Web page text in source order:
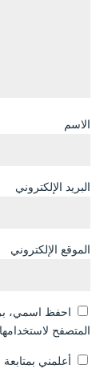
الاسم
البريد الإلكتروني
الموقع الإلكتروني
احفظ اسمي،
المتصفح
أعلمني بمتابعة